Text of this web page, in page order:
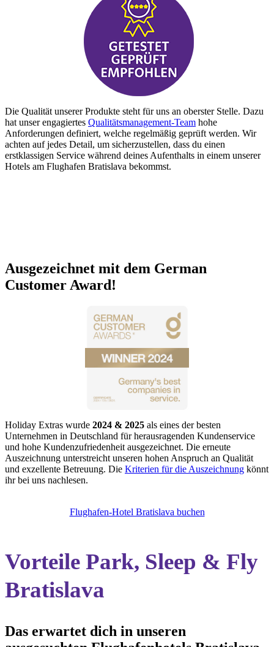
Die Qualität unserer Produkte steht für uns an oberster Stelle. Dazu
hat unser engagiertes Qualitätsmanagement-Team hohe
Anforderungen definiert, welche regelmäßig geprüft werden. Wir
achten auf jedes Detail, um sicherzustellen, dass du einen
erstklassigen Service während deines Aufenthalts in einem unserer
Hotels am Flughafen Bratislava bekommst.
Ausgezeichnet mit dem German
Customer Award!
Holiday Extras wurde 2024 & 2025 als eines der besten
Unternehmen in Deutschland für herausragenden Kundenservice
und hohe Kundenzufriedenheit ausgezeichnet. Die erneute
Auszeichnung unterstreicht unseren hohen Anspruch an Qualität
und exzellente Betreuung. Die Kriterien für die Auszeichnung könnt
ihr bei uns nachlesen.
Flughafen-Hotel Bratislava buchen
Vorteile Park, Sleep & Fly
Bratislava
Das erwartet dich in unseren